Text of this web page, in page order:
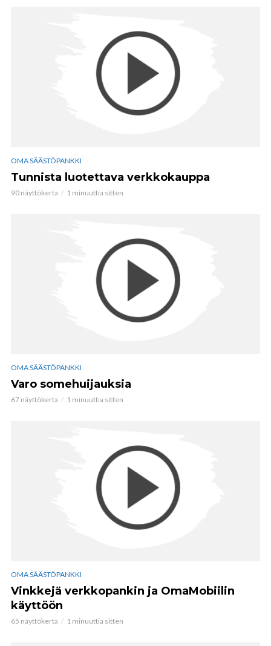
OMA SÄÄSTÖPANKKI
Tunnista luotettava verkkokauppa
90 näyttökerta 1 minuuttia sitten
OMA SÄÄSTÖPANKKI
Varo somehuijauksia
67 näyttökerta 1 minuuttia sitten
OMA SÄÄSTÖPANKKI
Vinkkejä verkkopankin ja OmaMobiilin
käyttöön
65 näyttökerta 1 minuuttia sitten